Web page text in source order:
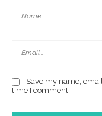
Save my name,
time I comment.